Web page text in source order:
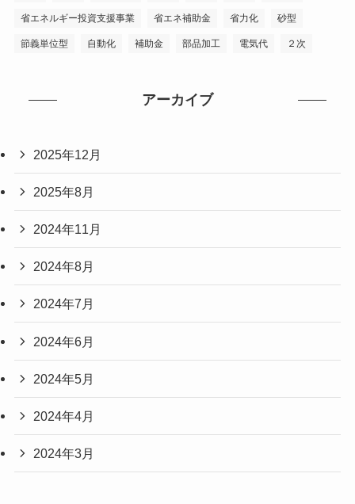
省エネルギー投資支援事業 省エネ補助金 省力化 砂型
節義単位型 自動化 補助金 部品加工 電気代 ２次
アーカイブ
2025年12月
2025年8月
2024年11月
2024年8月
2024年7月
2024年6月
2024年5月
2024年4月
2024年3月